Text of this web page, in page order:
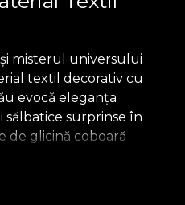
misterul universului
textil decorativ cu
evocă eleganța
sălbatice surprinse în
de glicină coboară
profunde conferă o notă